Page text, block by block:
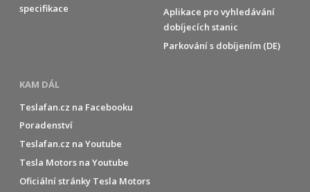
specifikace
Aplikace pro vyhledávání
dobíjecích stanic
Parkování s dobíjením (DE)
KAM DÁL
Teslafan.cz na Facebooku
Poradenství
Teslafan.cz na Youtube
Tesla Motors na Youtube
Oficiální stránky Tesla Motors